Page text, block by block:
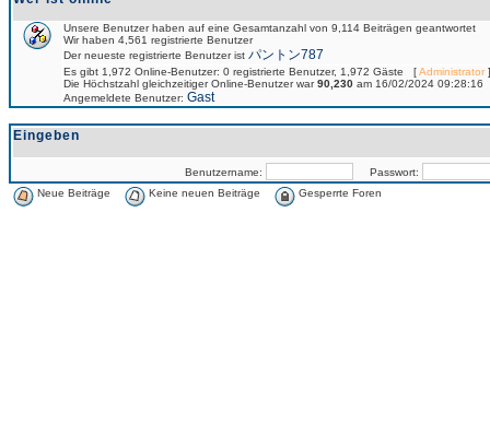
Unsere Benutzer haben auf eine Gesamtanzahl von 9,114 Beiträgen geantwortet
Wir haben 4,561 registrierte Benutzer
Der neueste registrierte Benutzer ist パントン787
Es gibt 1,972 Online-Benutzer: 0 registrierte Benutzer, 1,972 Gäste [Administrator
Die Höchstzahl gleichzeitiger Online-Benutzer war90,230 am 16/02/2024 09:28:16
Angemeldete Benutzer: Gast
Eingeben
Benutzername:
Passwort:
Neue Beiträge
Keine neuen Beiträge Gesperrte Foren